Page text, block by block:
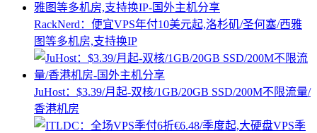
RackNerd：便宜VPS年付10美元起,洛杉矶/圣何塞/西雅
图等多机房,支持换IP
JuHost：$3.39/月起-双核/1GB/20GB SSD/200M不限流量/
香港机房